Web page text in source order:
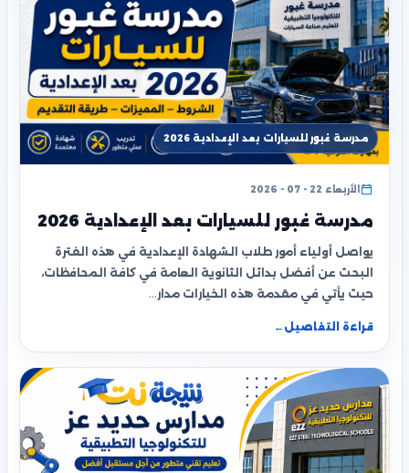
مدرسة غبور للسيارات بعد الإعدادية 2026
الأربعاء 22 - 07 - 2026
مدرسة غبور للسيارات بعد الإعدادية 2026
يواصل أولياء أمور طلاب الشهادة الإعدادية في هذه الفترة
البحث عن أفضل بدائل الثانوية العامة في كافة المحافظات،
حيث يأتي في مقدمة هذه الخيارات مدار…
قراءة التفاصيل ←